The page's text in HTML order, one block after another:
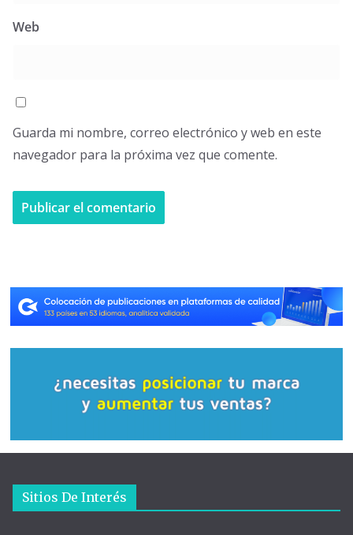
Web
Guarda mi nombre, correo electrónico y web en este
navegador para la próxima vez que comente.
Sitios De Interés